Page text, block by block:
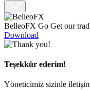
BelleoFX Go Get our
Download
Teşekkür ederim!
Yöneticimiz sizinle